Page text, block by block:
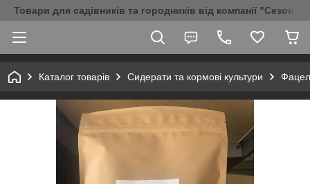
Товари для садівників та городників від компанії "Сезон
Каталог товарів Сидерати та кормові культури